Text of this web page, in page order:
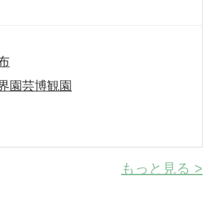
園芸博観園
もっと見る >